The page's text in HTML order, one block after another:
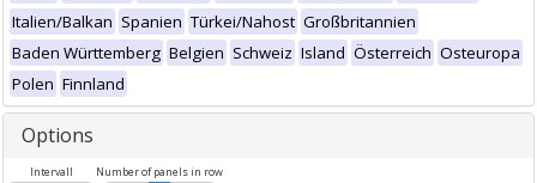
Italien/Balkan Spanien Türkei/Nahost Großbritannien
Baden Württemberg Belgien Schweiz Island Österreich Osteuropa
Polen Finnland
Options
Intervall Number of panels in row